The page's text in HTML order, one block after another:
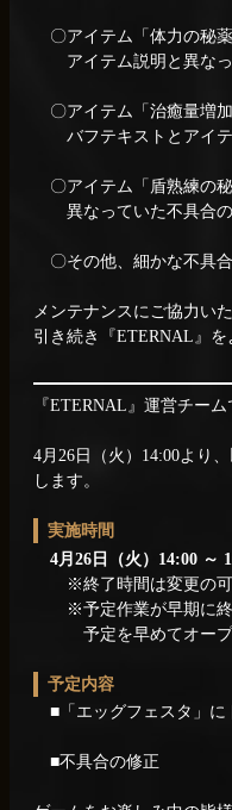
〇アイテム「体力の秘
アイテム説明と異なっ
〇アイテム「治癒量増
バフテキストとアイテ
〇アイテム「盾熟練の
異なっていた不具合の
〇その他、細かな不具
メンテナンスにご協力い
引き続き『ETERNAL』を
『ETERNAL』運営チーム
4月26日（火）14:00より
します。
実施時間
4月26日（火）14:00 ～
※終了時間は変更の可
※予定作業が早期に終
予定を早めてオープン
予定内容
■「エッグフェスタ」に
■不具合の修正